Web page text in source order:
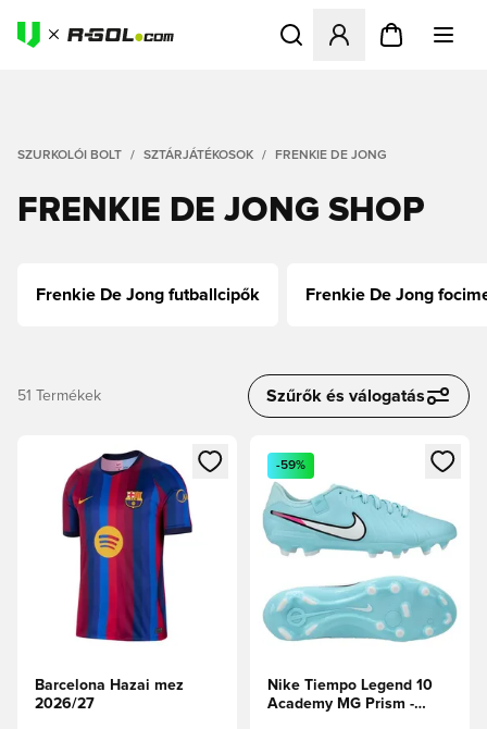
Megnyit egy modált a
SZURKOLÓI BOLT SZTÁRJÁTÉKOSOK FRENKIE DE JONG
FRENKIE DE JONG SHOP
Frenkie De Jong futballcipők Frenkie De Jong
51 Termékek Szűrők és válogatás
Megnyit egy modált a bejelentkezéshez vagy a tagként
Barcelona Hazai mez
2026/27
Megnyit egy modált a
-59%
Nike Tiempo Legend 10
Academy MG Prism -